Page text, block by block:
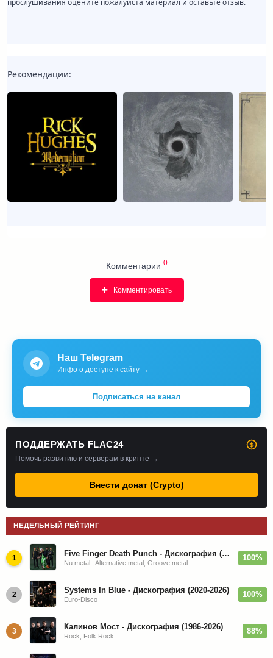
прослушивания оцените пожалуйста материал и оставьте отзыв.
Рекомендации:
Комментарии 0
Комментировать
Наш Telegram
Инфо о доступе к сайту →
Подписаться на канал
ПОДДЕРЖАТЬ FLAC24
Помочь развитию и серверам в крипте →
Внести донат (Crypto)
НЕДЕЛЬНЫЙ РЕЙТИНГ
1 Five Finger Death Punch - Дискография (2008-2026)
Nu metal , Alternative metal, Groove metal
100%
2 Systems In Blue - Дискография (2020-2026)
Euro-Disco
100%
3 Калинов Мост - Дискография (1986-2026)
Rock, Folk Rock
88%